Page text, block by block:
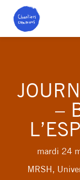
–
mardi 24
MRSH,